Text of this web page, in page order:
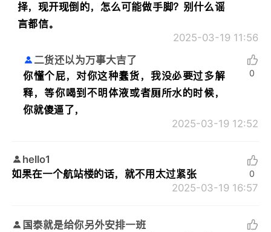
择，现开现倒的，怎么可能做手脚？别什么谣
言都信。
2025-03-19 11:56
二货还以为万事大吉了
你懂个屁，对你这种蠢货，我没必要过多解
释，等你喝到不明体液或者厕所水的时候，
你就傻逼了，
2025-03-19 12:52
0
hello1
如果在一个航站楼的话，就不用太过紧张
2025-03-19 16:57
0
国泰就是给你另外安排一班